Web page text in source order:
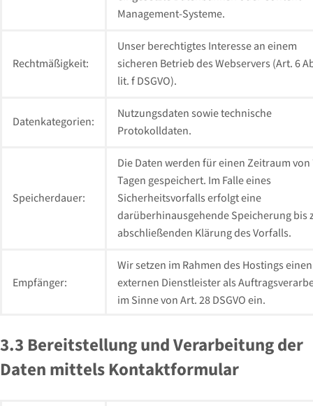
Management-Systeme.
Rechtmäßigkeit:
Unser berechtigtes Interesse an einem
sicheren Betrieb des Webservers (Art. 6
lit. f DSGVO).
Datenkategorien:
Nutzungsdaten sowie technische
Protokolldaten.
Speicherdauer:
Die Daten werden für einen Zeitraum von
Tagen gespeichert. Im Falle eines
Sicherheitsvorfalls erfolgt eine
darüberhinausgehende Speicherung bis
abschließenden Klärung des Vorfalls.
Empfänger:
Wir setzen im Rahmen des Hostings einen
externen Dienstleister als
im Sinne von Art. 28 DSGVO ein.
3.3 Bereitstellung und Verarbeitung der
Daten mittels Kontaktformular